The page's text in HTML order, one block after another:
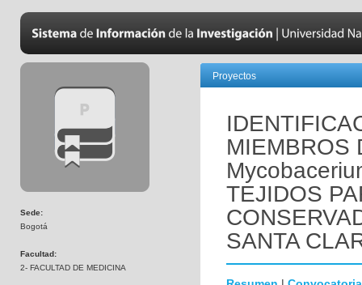
Sede:
Bogotá
Facultad:
2- FACULTAD DE MEDICINA
Proyectos
MIEMBROS
TEJIDOS
SANTA